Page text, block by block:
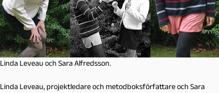
Linda Leveau och Sara Alfredsson.
Linda Leveau, projektledare och metodboksförfattare och Sara